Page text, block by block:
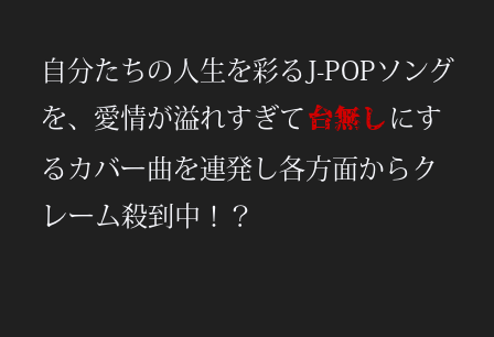
自分たちの人生を彩るJ-POPソング
を、愛情が溢れすぎて台無し にす
るカバー曲を連発し各方面からク
レーム殺到中！？